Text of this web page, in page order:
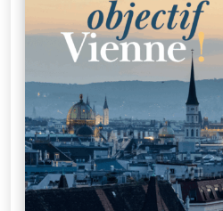
Mot de passe
Devenir
membre
de la SFPIO
Rejoignez-